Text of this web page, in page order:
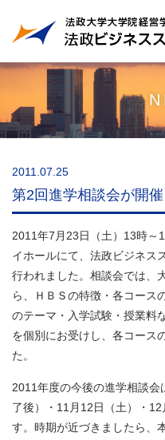
2011.07.25
第2回進学相談会が開
2011年7月23日（土）13時～
イホールにて、法政ビジネス
行われました。相談会では、
ら、ＨＢＳの特徴・各コース
のテーマ・入学試験・授業料
を個別にお受けし、各コース
た。
2011年度の今後の進学相談
了後）・11月12日（土）・
す。時期が近づきましたら、